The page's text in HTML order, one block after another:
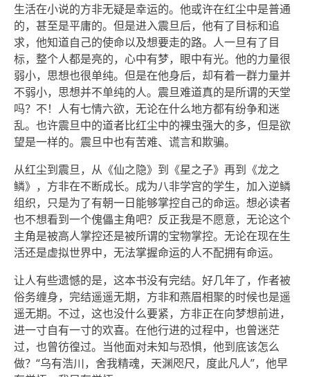
生活在小说的方非无疑是幸运的。他或许在红尘中是普通
的，甚至是平庸的。但是进入震旦后，他有了目标和追
求，他知道自己的使命以及想要走的路。人一旦有了目
标，整个人都是亮的，心中有梦，眼中有光。他的力量很
弱小，思想也很单纯。但是在他身后，却有着一群力量并
不弱小，思想并不单纯的人。震旦难道真的是所谓的天堂
吗？不！人有七情六欲，无论在什么地方都有纷争和迷
乱。也许震旦中的道者比红尘中的裸虫强大的多，但是欲
望是一样的。震旦中也有苦难、谎言和欺骗。
从红尘到震旦，从《仙之隐》到《星之子》再到《龙之
鳞》，方非在不断成长。成为八非学宫的学生，加入逆鳞
组织，只是为了有朝一日能够掌控自己的命运。想必读者
也不想看到一个傀儡主角吧？反正我是不愿意，无论这个
主角是被高人掌控还是被所谓的宝物掌控。无论在现在生
活还是虚拟世界中，无法掌握命运的人不配拥有命运。
让人有些遗憾的是，这本书没有完结。好几年了，作者被
俗务缠身，完结遥遥无期，方非和燕眉相聚的时候也是遥
遥无期。不过，这也没什么要紧，方非正在向梦想前进，
进一寸自有一寸的欢喜。在他行进的过程中，也曾迷茫
过，也曾彷徨过。当他面对未知与恐惧，他到底该怎么
做？“乌有浩川，舍我精魂，天渊咫尺，度此凡人”，他早